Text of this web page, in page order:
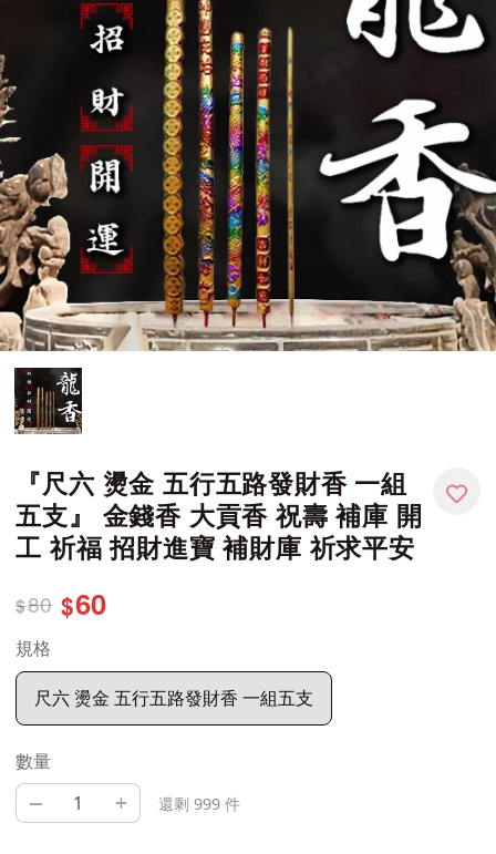
『尺六 燙金 五行五路發財香 一組
五支』 金錢香 大貢香 祝壽 補庫 開
工 祈福 招財進寶 補財庫 祈求平安
$80 $60
規格
尺六 燙金 五行五路發財香 一組五支
數量
– + 還剩 999 件